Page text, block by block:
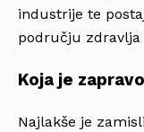
industrije te
području zdravlja
Koja je
Najlakše je